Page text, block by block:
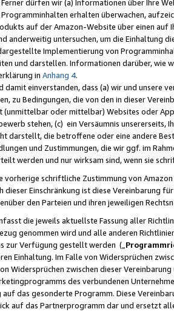
dürfen wir (a) Informationen über Ihre
erhalten überwachen,
auf der Amazon-Website über einen
anderweitig untersuchen, um die Einhaltung
Implementierung von
und darstellen. Informationen darüber, wie
in Anhang 4.
damit einverstanden, dass (a) wir und
zu Bedingungen, die von den in dieser
(unmittelbar oder mittelbar) Websites oder
stehen, (c) ein Versäumnis unsererseits,
darstellt, die betroffene oder eine andere
und Zustimmungen, die wir ggf. im
werden und nur wirksam sind, wenn sie
vorherige schriftliche Zustimmung von
dieser Einschränkung ist diese Vereinbarung
den Parteien und ihren jeweiligen
die jeweils aktuellste Fassung aller
genommen wird und alle anderen
zur Verfügung gestellt werden („
Einhaltung. Im Falle von Widersprüchen
Widersprüchen zwischen dieser
des verbundenen
auf das gesonderte Programm. Diese
auf das Partnerprogramm dar und ersetzt